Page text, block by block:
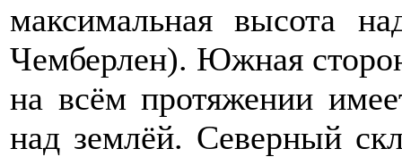
максимальная высота
Чемберлен). Южная
на всём протяжении
над землёй. Северный